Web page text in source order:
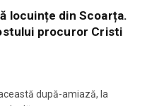
locuințe din Scoarța.
procuror Cristi
după-amiază, la